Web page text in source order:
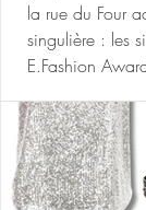
la rue du Four
singulière : les
E.Fashion Awards 2025 s’y dévoilent, loin des
un
exposition met
génération de
se limite plus à